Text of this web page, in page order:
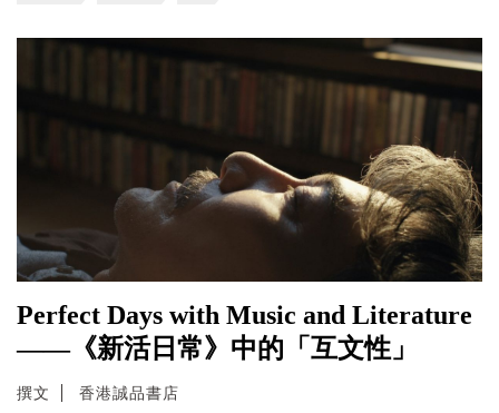
Perfect Days with Music and Literature
——《新活日常》中的「互文性」
撰文 香港誠品書店